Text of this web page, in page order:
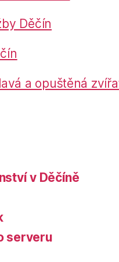
Děčín
a opuštěná
v Děčíně
serveru